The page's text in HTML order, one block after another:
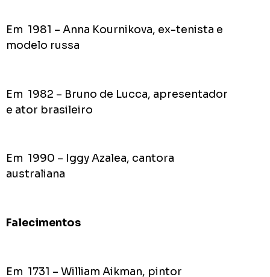
Em 1981 – Anna Kournikova, ex-tenista e
modelo russa
Em 1982 – Bruno de Lucca, apresentador
e ator brasileiro
Em 1990 – Iggy Azalea, cantora
australiana
Falecimentos
Em 1731 – William Aikman, pintor